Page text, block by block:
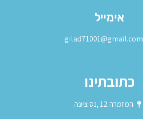
אימייל
gilad71001@gmail.com
כתובתינו
המזמרה 12 ,נס ציונה